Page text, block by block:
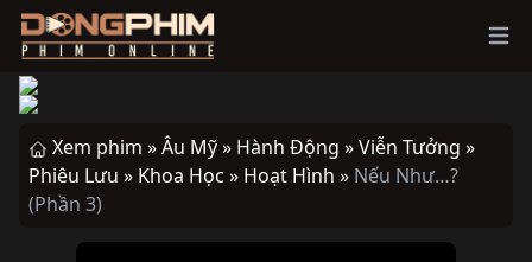
Xem phim »Âu Mỹ » Hành Động »Viễn Tưởng »
Phiêu Lưu » Khoa Học » Hoạt Hình » Nếu Như…?
(Phần 3)